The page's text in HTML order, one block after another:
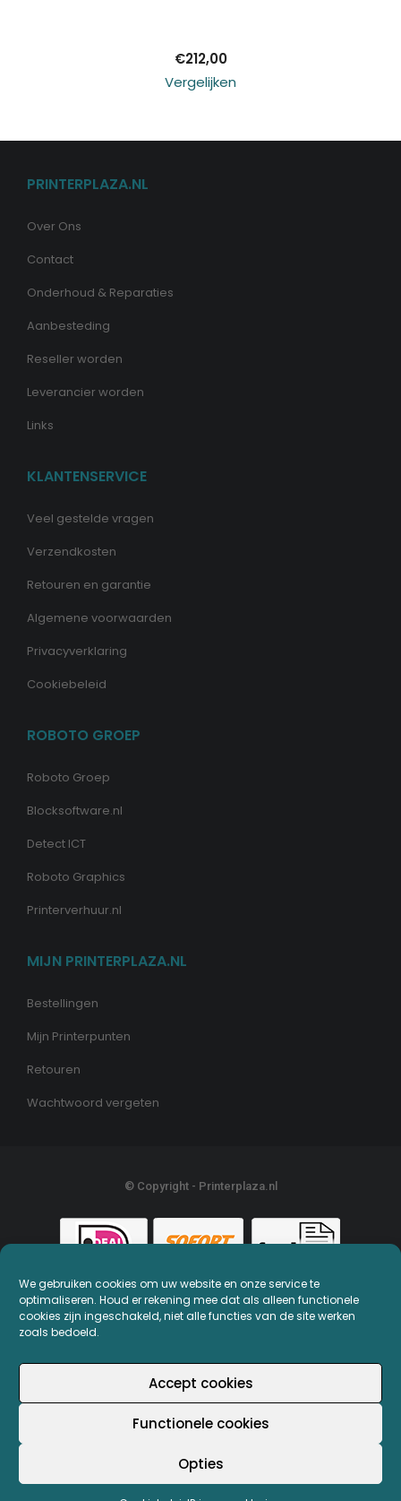
We gebruiken cookies om uw website en onze service te
optimaliseren. Houd er rekening mee dat als alleen functionele
cookies zijn ingeschakeld, niet alle functies van de site werken
zoals bedoeld.
Accept cookies
Functionele cookies
Opties
€212,00
Vergelijken
PRINTERPLAZA.NL
Over Ons
Contact
Onderhoud & Reparaties
Aanbesteding
Reseller worden
Leverancier worden
Links
KLANTENSERVICE
Veel gestelde vragen
Verzendkosten
Retouren en garantie
Algemene voorwaarden
Privacyverklaring
Cookiebeleid
ROBOTO GROEP
Roboto Groep
Blocksoftware.nl
Detect ICT
Roboto Graphics
Printerverhuur.nl
MIJN PRINTERPLAZA.NL
Bestellingen
Mijn Printerpunten
Retouren
Wachtwoord vergeten
© Copyright - Printerplaza.nl